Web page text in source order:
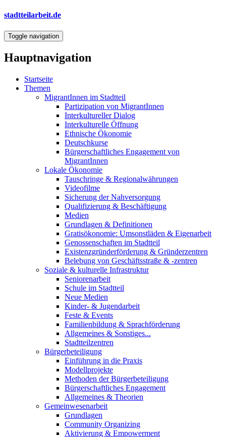
Direkt
Inhalt
stadtteilarbeit.de
Toggle navigation
Hauptnavigation
Startseite
Themen
MigrantInnen im Stadtteil
Partizipation von MigrantInnen
Interkultureller Dialog
Interkulturelle Öffnung
Ethnische Ökonomie
Deutschkurse
Bürgerschaftliches Engagement von
MigrantInnen
Lokale Ökonomie
Tauschringe & Regionalwährungen
Videofilme
Sicherung der Nahversorgung
Qualifizierung & Beschäftigung
Medien
Grundlagen & Definitionen
Gratisökonomie: Umsonstläden & Eigenarbeit
Genossenschaften im Stadtteil
Existenzgründerförderung & Gründerzentren
Belebung von Geschäftsstraße & -zentren
Soziale & kulturelle Infrastruktur
Seniorenarbeit
Schule im Stadtteil
Neue Medien
Kinder- & Jugendarbeit
Feste & Events
Familienbildung & Sprachförderung
Allgemeines & Sonstiges...
Stadtteilzentren
Bürgerbeteiligung
Einführung in die Praxis
Modellprojekte
Methoden der Bürgerbeteiligung
Bürgerschaftliches Engagement
Allgemeines & Theorien
Gemeinwesenarbeit
Grundlagen
Community Organizing
Aktivierung & Empowerment